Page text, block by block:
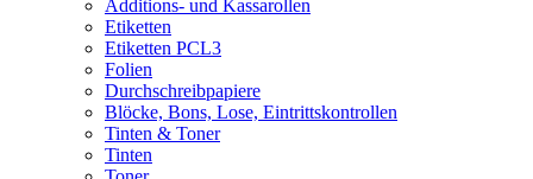
Additions- und Kassarollen
Etiketten
Etiketten PCL3
Folien
Durchschreibpapiere
Blöcke, Bons, Lose, Eintrittskontrollen
Tinten & Toner
Tinten